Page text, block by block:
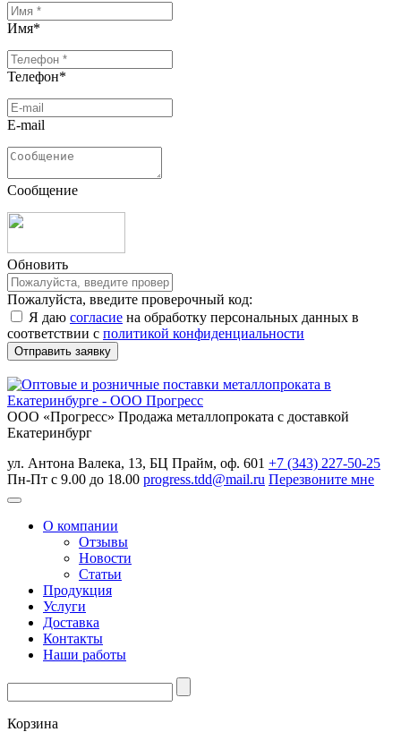
Имя*
Телефон*
E-mail
Сообщение
Обновить
Пожалуйста, введите проверочный код:
Я даю согласие на обработку персональных данных в
соответствии с политикой конфиденциальности
ООО «Прогресс» Продажа металлопроката с доставкой
Екатеринбург
ул. Антона Валека, 13, БЦ Прайм, оф. 601 +7 (343) 227-50-25
Пн-Пт с 9.00 до 18.00 progress.tdd@mail.ru Перезвоните мне
О компании
Отзывы
Новости
Статьи
Продукция
Услуги
Доставка
Контакты
Наши работы
Корзина